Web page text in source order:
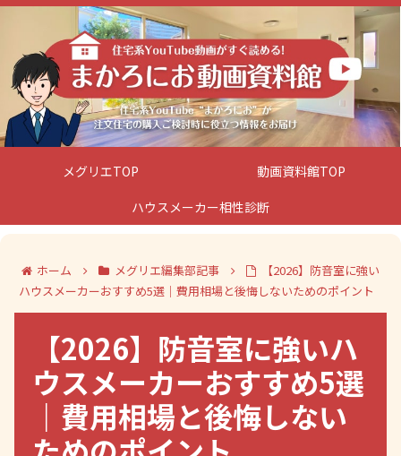
メグリエTOP
動画資料館TOP
ハウスメーカー相性診断
ホーム メグリエ編集部記事
【2026】防音室に強い
ハウスメーカーおすすめ5選｜費用相場と後悔しないためのポイント
【2026】防音室に強いハ
ウスメーカーおすすめ5選
｜費用相場と後悔しない